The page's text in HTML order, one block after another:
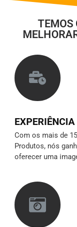
TEMOS
Com os mais de
Produtos, nós
oferecer uma